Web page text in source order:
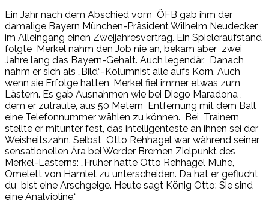
Ein Jahr nach dem Abschied vom ÖFB gab ihm der
damalige Bayern München-Präsident Wilhelm Neudecker
im Alleingang einen Zweijahresvertrag. Ein Spieleraufstand
folgte Merkel nahm den Job nie an, bekam aber zwei
Jahre lang das Bayern-Gehalt. Auch legendär. Danach
nahm er sich als „Bild“-Kolumnist alle aufs Korn. Auch
wenn sie Erfolge hatten, Merkel fiel immer etwas zum
Lästern. Es gab Ausnahmen wie bei Diego Maradona ,
dem er zutraute, aus 50 Metern Entfernung mit dem Ball
eine Telefonnummer wählen zu können. Bei Trainern
stellte er mitunter fest, das intelligenteste an ihnen sei der
Weisheitszahn. Selbst Otto Rehhagel war während seiner
sensationellen Ära bei Werder Bremen Zielpunkt des
Merkel-Lästerns: „Früher hatte Otto Rehhagel Mühe,
Omelett von Hamlet zu unterscheiden. Da hat er geflucht,
du bist eine Arschgeige. Heute sagt König Otto: Sie sind
eine Analvioline.“